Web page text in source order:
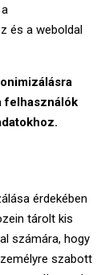
és a weboldal
felhasználók
érdekében
tárolt kis
számára, hogy
szabott